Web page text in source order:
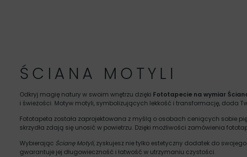
ŚCIANA MOTYLI
Odkryj magię natury w swoim wnętrzu dzięki Fototapecie na wymiar
i świeżości. Motyw motyli, symbolizujących lekkość i transformację, doda
Fototapeta została zaprojektowana z myślą o osobach ceniących sobie
skrzydła zdają się unosić w powietrzu. Dzięki możliwości zamówienia
Wybierając Ścianę Motyli, zyskujesz nie tylko estetyczny dodatek do
gwarantuje jej długowieczność i łatwość w utrzymaniu czystości.